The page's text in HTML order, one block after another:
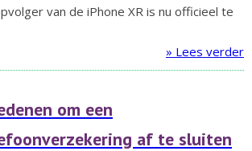
van de iPhone XR is nu officieel te
» Lees verder
om een
af te sluiten